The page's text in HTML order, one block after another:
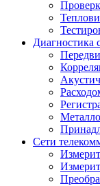
Диагностика
Сети